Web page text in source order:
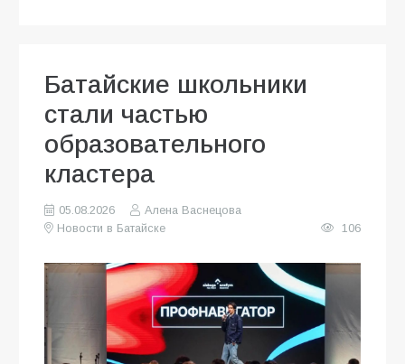
Батайские школьники
стали частью
образовательного
кластера
05.08.2026
Алена Васнецова
Новости в Батайске
106